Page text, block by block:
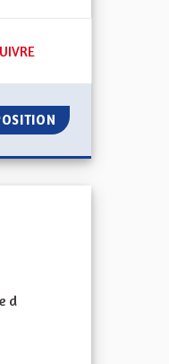
ABONNÉS
FISCALITÉ
d